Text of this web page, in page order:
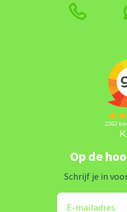
Op de
Schrijf je in